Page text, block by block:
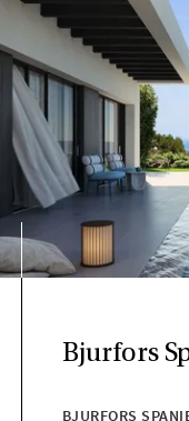
Bjurfors
BJURFORS